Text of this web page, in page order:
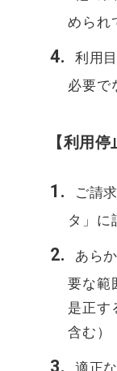
められ
利用
必要で
【利用
ご請
タ」に
あら
要な範
是正す
含む）
適正